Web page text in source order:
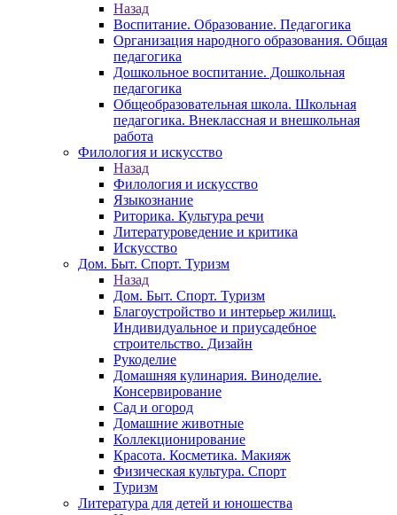
Назад
Воспитание. Образование. Педагогика
Организация народного образования. Общая
педагогика
Дошкольное воспитание. Дошкольная
педагогика
Общеобразовательная школа. Школьная
педагогика. Внеклассная и внешкольная
работа
Филология и искусство
Назад
Филология и искусство
Языкознание
Риторика. Культура речи
Литературоведение и критика
Искусство
Дом. Быт. Спорт. Туризм
Назад
Дом. Быт. Спорт. Туризм
Благоустройство и интерьер жилищ.
Индивидуальное и приусадебное
строительство. Дизайн
Рукоделие
Домашняя кулинария. Виноделие.
Консервирование
Сад и огород
Домашние животные
Коллекционирование
Красота. Косметика. Макияж
Физическая культура. Спорт
Туризм
Литература для детей и юношества